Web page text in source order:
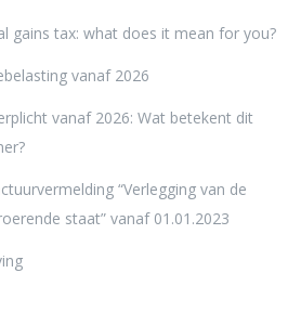
gains tax: what does it mean for you?
vanaf 2026
vanaf 2026: Wat betekent dit
“Verlegging van de
staat” vanaf 01.01.2023